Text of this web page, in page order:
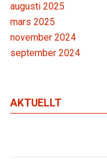
augusti 2025
mars 2025
november 2024
september 2024
AKTUELLT